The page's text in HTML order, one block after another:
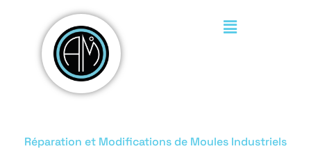
Réparation et Modifications de Moules Industriels